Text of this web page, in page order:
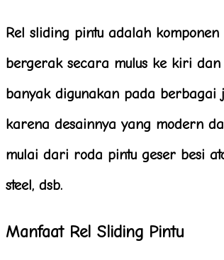
Rel sliding pintu adalah
bergerak secara mulus ke kiri
banyak digunakan pada berbagai
karena desainnya yang modern
mulai dari roda pintu geser besi
steel, dsb.
Manfaat Rel Sliding Pintu